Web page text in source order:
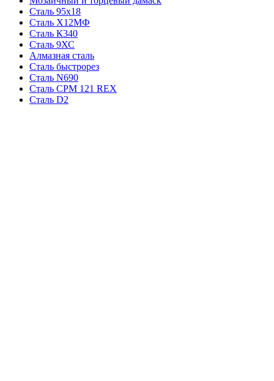
Сталь 95х18
Сталь Х12МФ
Сталь К340
Сталь 9ХС
Алмазная сталь
Сталь быстрорез
Сталь N690
Сталь CPM 121 REX
Сталь D2